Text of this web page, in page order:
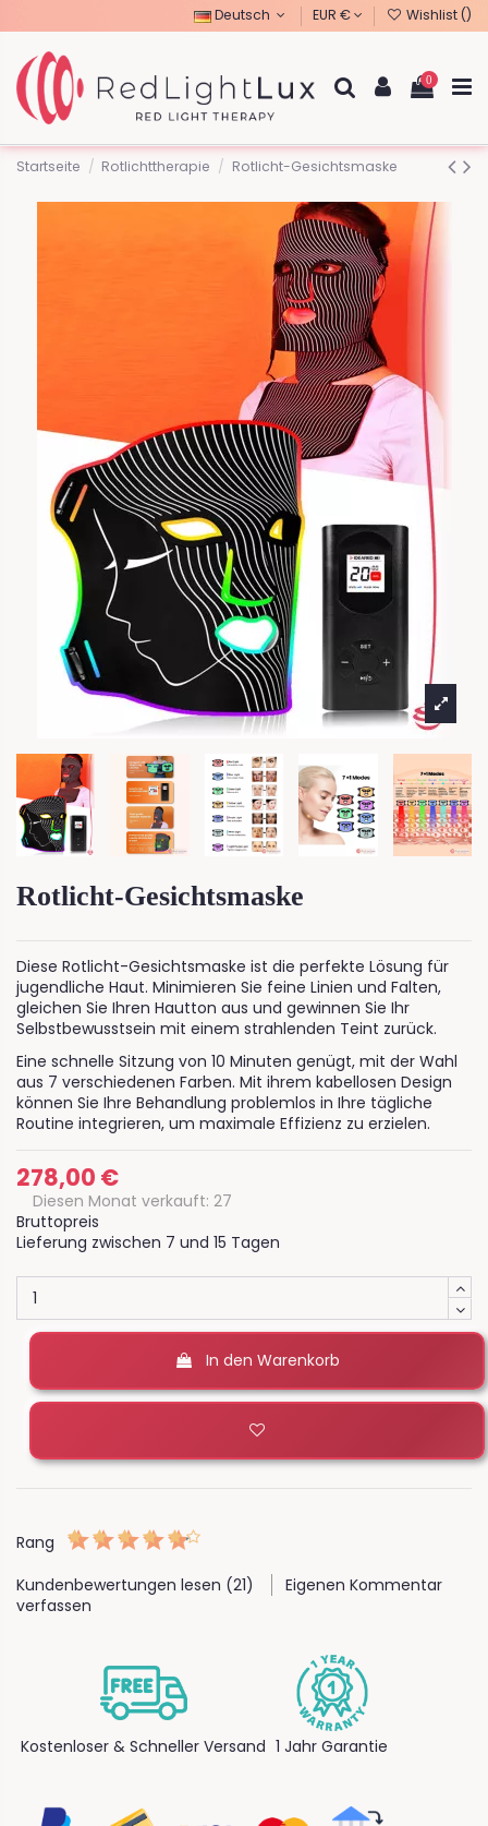
Deutsch EUR € Wishlist ()
0
Startseite Rotlichttherapie Rotlicht-Gesichtsmaske
Rotlicht-Gesichtsmaske
Diese Rotlicht-Gesichtsmaske ist die perfekte Lösung für
jugendliche Haut. Minimieren Sie feine Linien und Falten,
gleichen Sie Ihren Hautton aus und gewinnen Sie Ihr
Selbstbewusstsein mit einem strahlenden Teint zurück.
Eine schnelle Sitzung von 10 Minuten genügt, mit der Wahl
aus 7 verschiedenen Farben. Mit ihrem kabellosen Design
können Sie Ihre Behandlung problemlos in Ihre tägliche
Routine integrieren, um maximale Effizienz zu erzielen.
278,00 €
Diesen Monat verkauft: 27
Bruttopreis
Lieferung zwischen 7 und 15 Tagen
In den Warenkorb
Rang
Kundenbewertungen lesen (21)
Eigenen Kommentar
verfassen
Kostenloser & Schneller Versand 1 Jahr Garantie